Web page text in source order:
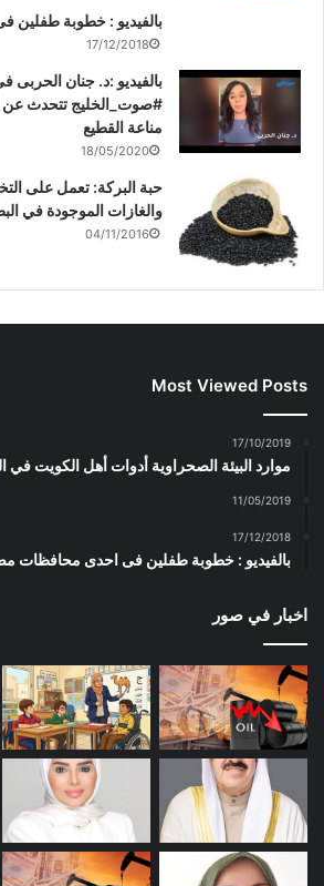
بالفيديو : خطوبة
17/12/2018
بالفيديو :د. جنان الحربى
#صوت_الخليج تتحدث عن
مناعة القطيع
18/05/2020
حبة البركة: تعمل على
والغازات الموجودة في
04/11/2016
Most Viewed Posts
17/10/2019
موارد البيئة الصحراوية أدوات أهل الكويت في
11/05/2019
17/12/2018
بالفيديو : خطوبة طفلين فى احدى محافظات
اخبار في صور